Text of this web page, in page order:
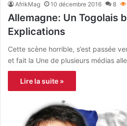
AfrikMag 10 décembre 2016 8
Allemagne: Un Togolais
Explications
Cette scène horrible, s’est passée
et fait la Une de plusieurs médias
Lire la suite »